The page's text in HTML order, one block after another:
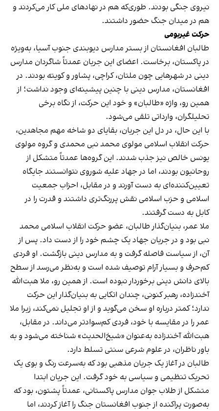
نیروی جنگی بودند. طوری‌که هم در نهادهای ملی کار می‌کردند و
هم در میدان جنگ حضور داشتند.
حرکت غیربومی
طالبان افغانستان از بستر مدارس دیوبندی جنوب آسیا، به‌ویژه
در پاکستان، برخاست. اعضای این جریان عمدتاً شاگردان مدارس
دینی در شهرهایی چون ملتان، کراچی، پشاور و کویته بودند. در
افغانستان، مدارس دینی با چنین پیشینه‌ای وجود نداشت؛ از
همین رو، واژه «طالبان» و خود این حرکت، از نگاه برخی
تحلیلگران، وارداتی تلقی می‌شود.
با این حال، در دل این جریان، بقایای دو شاخه مهم مجاهدین،
حرکت انقلاب اسلامی مولوی محمد نبی محمدی و گروه مولوی
یونس خالص نیز جذب شدند. این گروه‌ها عمدتاً متشکل از
روحانیون بودند، اما در جهاد علیه شوروی نتوانستند جایگاه
تعیین‌کننده‌ای به دست آورند و در مقابل، احزاب جمعیت
اسلامی و حزب اسلامی نقش پررنگ‌تری داشتند و قدرت را در
کابل به دست گرفتند.
ملا عمر، بنیان‌گذار طالبان، عضو حرکت انقلاب اسلامی محمد
نبی بود و در جریان جهاد یک چشم خود را از دست داد. پس از
آن، از سیاست فاصله گرفت و به مدارس دینی بازگشت. او فردی
کم‌حرف و بسیار آرام توصیف شده است و به‌نظر می‌رسد از سطح
بالای دانش دینی برخوردار نبوده است. از همین رو، ملا هبت‌الله
آخندزاده، رهبر کنونی، چندان اتکایی به بنیان‌گذار این حرکت
ندارد؛ کمتر درباره او سخن می‌گوید و از او تجلیل نمی‌کند، زیرا ملا
عمر را در مقایسه با خود، فردی کم‌سوادتر می‌داند. در مقابل،
هبت‌الله آخندزاده به‌عنوان «شیخ‌الحدیث» شناخته می‌شود و به
باور ناظران، در علوم شرعی سنتی تسلط دارد.
طالبان در آغاز یک جریان مذهبی بود که به‌سرعت رنگ و بوی یک
تحریک تنظیمی و سیاسی به خود گرفت. این جریان ابتدا
متشکل از طلاب جوان مدارس پاکستانی، عمدتاً پشتون، بود که
به‌صورت پراکنده از جنوب افغانستان جنگ را آغاز کردند، اما